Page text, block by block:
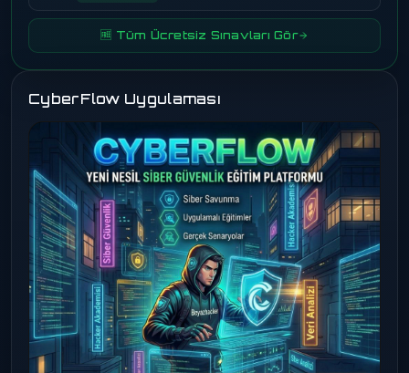
🆓 Tüm Ücretsiz Sınavları Gör
CyberFlow Uygulaması